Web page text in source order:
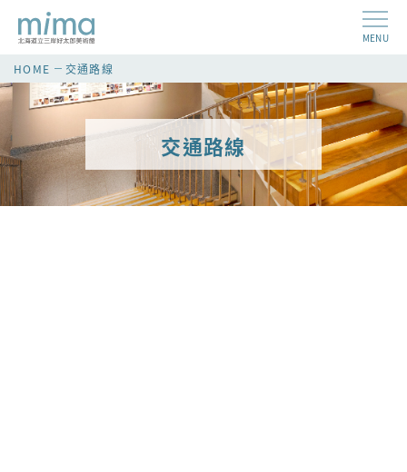
MENU
HOME 交通路線
交通路線